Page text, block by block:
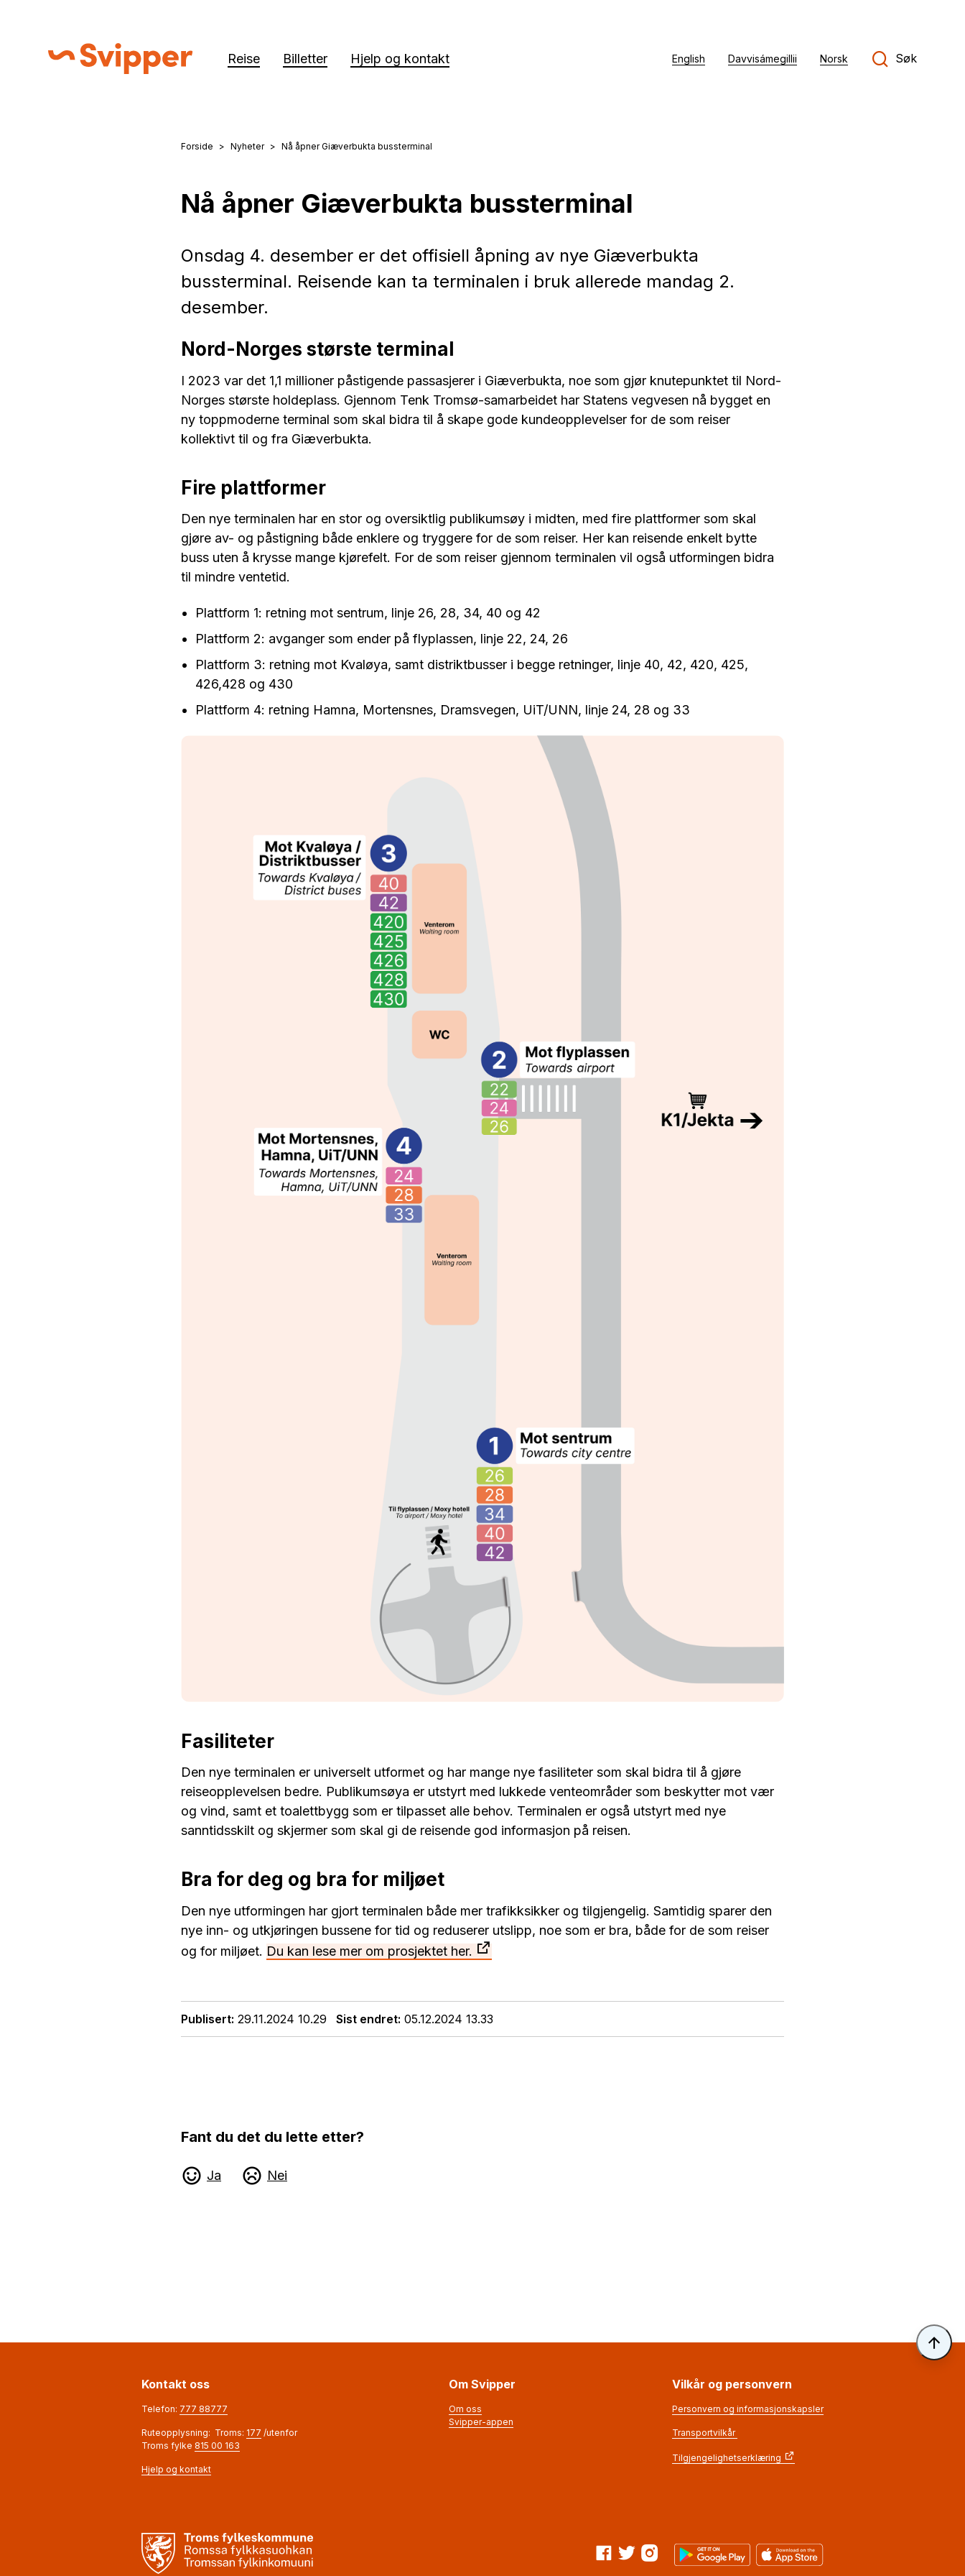
Reise Billetter Hjelp og kontakt English Davvisámegillii Norsk Søk
Du er her:
Forside Nyheter Nå åpner Giæverbukta bussterminal
Nå åpner Giæverbukta bussterminal
Onsdag 4. desember er det offisiell åpning av nye Giæverbukta
bussterminal. Reisende kan ta terminalen i bruk allerede mandag 2.
desember.
Nord-Norges største terminal
I 2023 var det 1,1 millioner påstigende passasjerer i Giæverbukta, noe som gjør knutepunktet til Nord-
Norges største holdeplass. Gjennom Tenk Tromsø-samarbeidet har Statens vegvesen nå bygget en
ny toppmoderne terminal som skal bidra til å skape gode kundeopplevelser for de som reiser
kollektivt til og fra Giæverbukta.
Fire plattformer
Den nye terminalen har en stor og oversiktlig publikumsøy i midten, med fire plattformer som skal
gjøre av- og påstigning både enklere og tryggere for de som reiser. Her kan reisende enkelt bytte
buss uten å krysse mange kjørefelt. For de som reiser gjennom terminalen vil også utformingen bidra
til mindre ventetid.
Plattform 1: retning mot sentrum, linje 26, 28, 34, 40 og 42
Plattform 2: avganger som ender på flyplassen, linje 22, 24, 26
Plattform 3: retning mot Kvaløya, samt distriktbusser i begge retninger, linje 40, 42, 420, 425,
426,428 og 430
Plattform 4: retning Hamna, Mortensnes, Dramsvegen, UiT/UNN, linje 24, 28 og 33
Fasiliteter
Den nye terminalen er universelt utformet og har mange nye fasiliteter som skal bidra til å gjøre
reiseopplevelsen bedre. Publikumsøya er utstyrt med lukkede venteområder som beskytter mot vær
og vind, samt et toalettbygg som er tilpasset alle behov. Terminalen er også utstyrt med nye
sanntidsskilt og skjermer som skal gi de reisende god informasjon på reisen.
Bra for deg og bra for miljøet
Den nye utformingen har gjort terminalen både mer trafikksikker og tilgjengelig. Samtidig sparer den
nye inn- og utkjøringen bussene for tid og reduserer utslipp, noe som er bra, både for de som reiser
og for miljøet. Du kan lese mer om prosjektet her.
Publisert 29.11.2024 10.29 Sist endret 05.12.2024 13.33
Fant du det du lette etter?
Ja Nei
Til
Kontakt oss
Telefon: 777 88777
Ruteopplysning: Troms: 177 /utenfor
Troms fylke 815 00 163
Hjelp og kontakt
Om Svipper
Om oss
Svipper-appen
Vilkår og personvern
Personvern og informasjonskapsler
Transportvilkår
Tilgjengelighetserklæring
Facebook
TwitterInstagram